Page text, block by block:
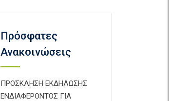
Πρόσφατες
Ανακοινώσεις
ΠΡΟΣΚΛΗΣΗ ΕΚΔΗΛΩΣΗΣ
ΕΝΔΙΑΦΕΡΟΝΤΟΣ ΓΙΑ